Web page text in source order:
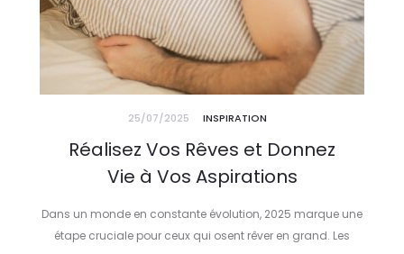
25/07/2025 INSPIRATION
Réalisez Vos Rêves et Donnez
Vie à Vos Aspirations
Dans un monde en constante évolution, 2025 marque une
étape cruciale pour ceux qui osent rêver en grand. Les